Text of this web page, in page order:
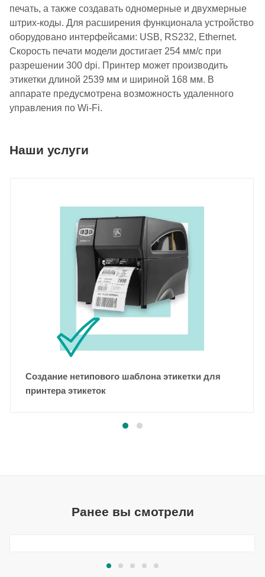
печать, а также создавать одномерные и двухмерные
штрих-коды. Для расширения функционала устройство
оборудовано интерфейсами: USB, RS232, Ethernet.
Скорость печати модели достигает 254 мм/с при
разрешении 300 dpi. Принтер может производить
этикетки длиной 2539 мм и шириной 168 мм. В
аппарате предусмотрена возможность удаленного
управления по Wi-Fi.
Наши услуги
Создание нетипового шаблона этикетки для
принтера этикеток
Ранее вы смотрели